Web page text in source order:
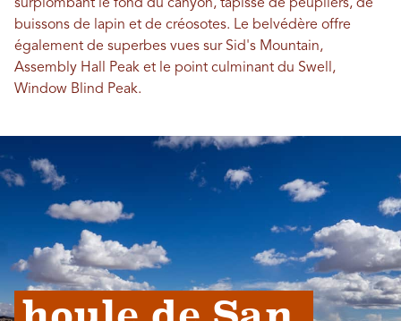
surplombant le fond du canyon, tapissé de peupliers, de
buissons de lapin et de créosotes. Le belvédère offre
également de superbes vues sur Sid's Mountain,
Assembly Hall Peak et le point culminant du Swell,
Window Blind Peak.